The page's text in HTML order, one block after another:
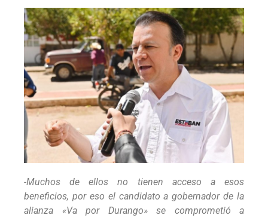
-Muchos de ellos no tienen acceso a esos
beneficios, por eso el candidato a gobernador de la
alianza «Va por Durango» se comprometió a